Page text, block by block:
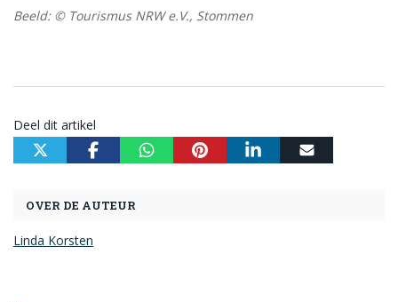
Beeld: © Tourismus NRW e.V., Stommen
Deel dit artikel
OVER DE AUTEUR
Linda Korsten